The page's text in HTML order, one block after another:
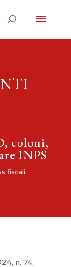
coloni,
INPS
fiscali
n. 74,